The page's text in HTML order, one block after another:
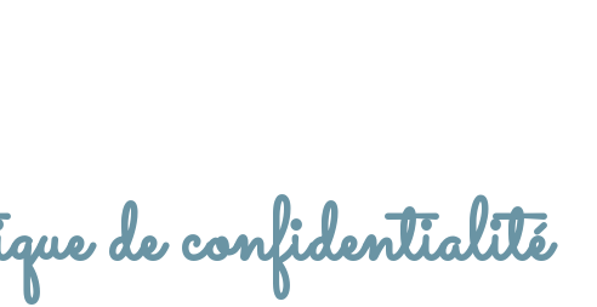
de confidentialité